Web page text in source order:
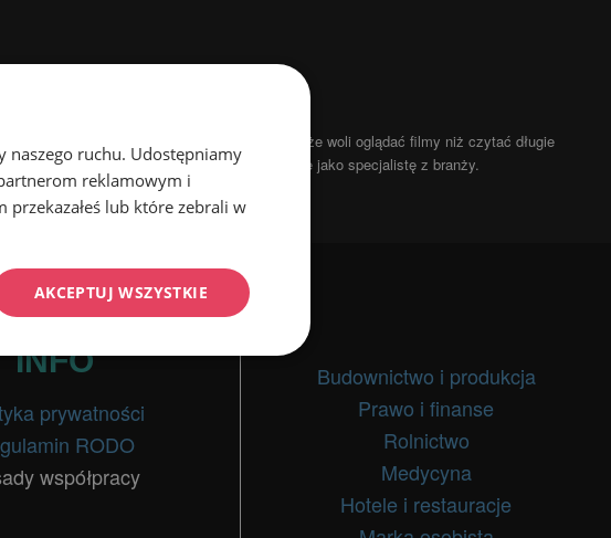
PROMOCJĘ?
użytkowników internetu przyznaje, że woli oglądać filmy niż czytać długie
klientów, ponieważ będą postrzegać Cię jako specjalistę z branży.
INFO
prywatności
RODO
współpracy
Budownictwo i produkcja
Prawo i finanse
Rolnictwo
Medycyna
Hotele i restauracje
naszego ruchu. Udostępniamy
reklamowym i
lub które zebrali w
AKCEPTUJ WSZYSTKIE
Niesklasyfikowane